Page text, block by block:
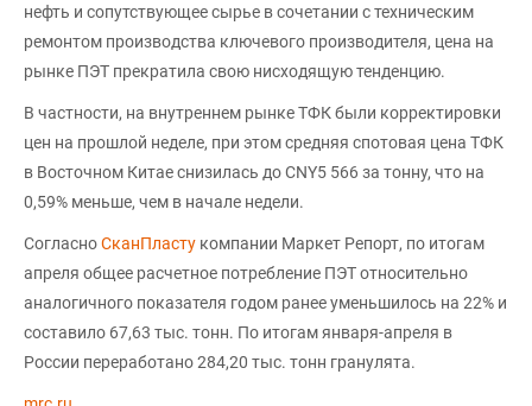
нефть и сопутствующее сырье в сочетании с техническим
ремонтом производства ключевого производителя, цена на
рынке ПЭТ прекратила свою нисходящую тенденцию.
В частности, на внутреннем рынке ТФК были корректировки
цен на прошлой неделе, при этом средняя спотовая цена ТФК
в Восточном Китае снизилась до CNY5 566 за тонну, что на
0,59% меньше, чем в начале недели.
СогласноСканПласту компании Маркет Репорт, по итогам
апреля общее расчетное потребление ПЭТ относительно
аналогичного показателя годом ранее уменьшилось на 22% и
составило 67,63 тыс. тонн. По итогам января-апреля в
России переработано 284,20 тыс. тонн гранулята.